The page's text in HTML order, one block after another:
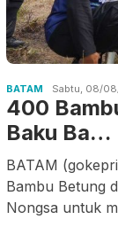
BATAM Sabtu, 08/
400
Baku Ba…
BATAM
Bambu Betung
Nongsa untuk